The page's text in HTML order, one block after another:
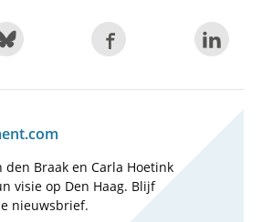
den Braak en Carla Hoetink
visie op Den Haag. Blijf
nieuwsbrief.